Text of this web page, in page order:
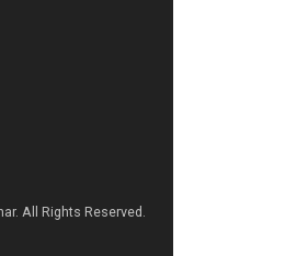
All Rights Reserved.